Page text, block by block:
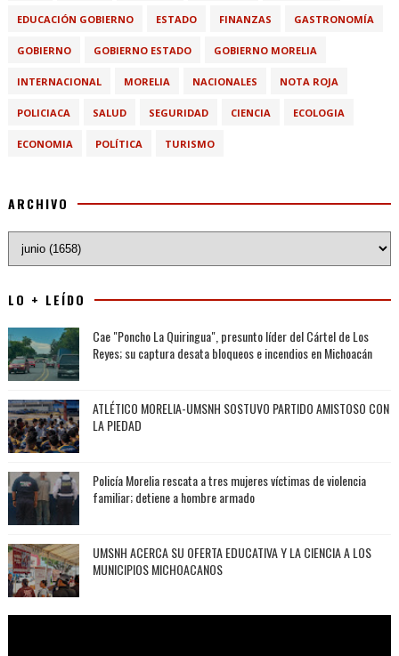
EDUCACIÓN GOBIERNO ESTADO FINANZAS GASTRONOMÍA
GOBIERNO GOBIERNO ESTADO GOBIERNO MORELIA
INTERNACIONAL MORELIA NACIONALES NOTA ROJA
POLICIACA SALUD SEGURIDAD CIENCIA ECOLOGIA
ECONOMIA POLÍTICA TURISMO
ARCHIVO
LO + LEÍDO
Cae "Poncho La Quiringua", presunto líder del Cártel de Los
Reyes; su captura desata bloqueos e incendios en Michoacán
ATLÉTICO MORELIA-UMSNH SOSTUVO PARTIDO AMISTOSO CON
LA PIEDAD
Policía Morelia rescata a tres mujeres víctimas de violencia
familiar; detiene a hombre armado
UMSNH ACERCA SU OFERTA EDUCATIVA Y LA CIENCIA A LOS
MUNICIPIOS MICHOACANOS